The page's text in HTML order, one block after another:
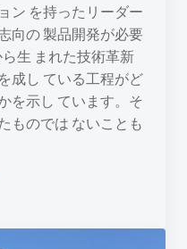
ン を持ったリーダー
向の 製品開発が必要
生 まれた技術革新
成し ている工程がど
を示し ています。そ
ものでは ないことも